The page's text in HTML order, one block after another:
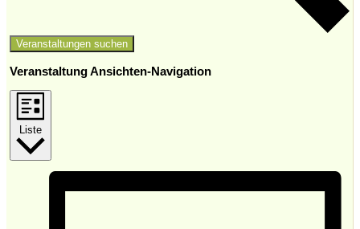
Veranstaltungen suchen
Veranstaltung Ansichten-Navigation
Liste